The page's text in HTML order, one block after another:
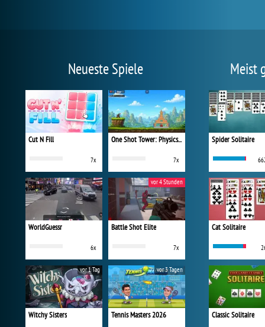
Neueste Spiele
Cut N Fill
7x
One Shot Tower: Physics Destroyer
7x
WorldGuessr
6x
Battle Shot Elite
7x
vor 4 Stunden
Witchy Sisters
vor 1 Tag
Tennis Masters 2026
vor 3 Tagen
Meist
Spider Solitaire
Cat Solitaire
Classic Solitaire